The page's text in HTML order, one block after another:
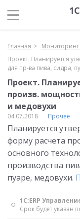
Главная Мониторинг
Проект. Планируется
для пр-ва пива, сидра,
Проект.
произв.
и медовухи
04.07.2018 Прочее
Планируется
форму расчета
основного
производства
пуаре, медовухи.
1С:ERP
Срок будет указан